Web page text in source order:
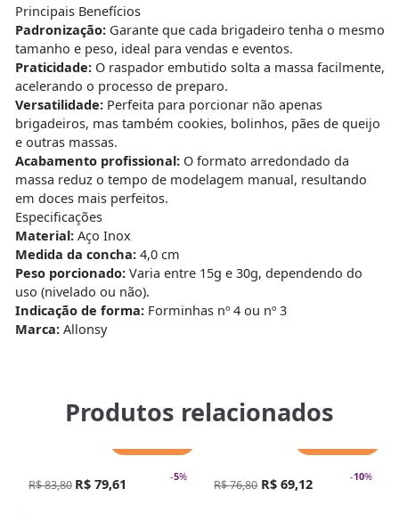
Principais Benefícios
Padronização:Garante que cada brigadeiro tenha o mesmo
tamanho e peso, ideal para vendas e eventos.
Praticidade:O raspador embutido solta a massa facilmente,
acelerando o processo de preparo.
Versatilidade:Perfeita para porcionar não apenas
brigadeiros, mas também cookies, bolinhos, pães de queijo
e outras massas.
Acabamento profissional:O formato arredondado da
massa reduz o tempo de modelagem manual, resultando
em doces mais perfeitos.
Especificações
Material:Aço Inox
Medida da concha:4,0 cm
Peso porcionado:Varia entre 15g e 30g, dependendo do
uso (nivelado ou não).
Indicação de forma:Forminhas nº 4 ou nº 3
Marca:Allonsy
Produtos relacionados
-5%
R$ 83,80 R$ 79,61 -10%
R$ 76,80 R$ 69,12